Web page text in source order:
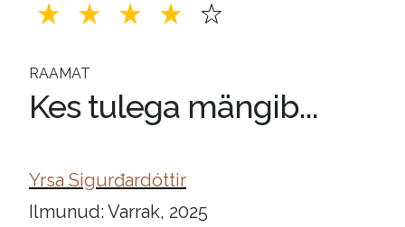
RAAMAT
Kes tulega mängib...
Yrsa Sigurđardóttir
Ilmunud: Varrak, 2025